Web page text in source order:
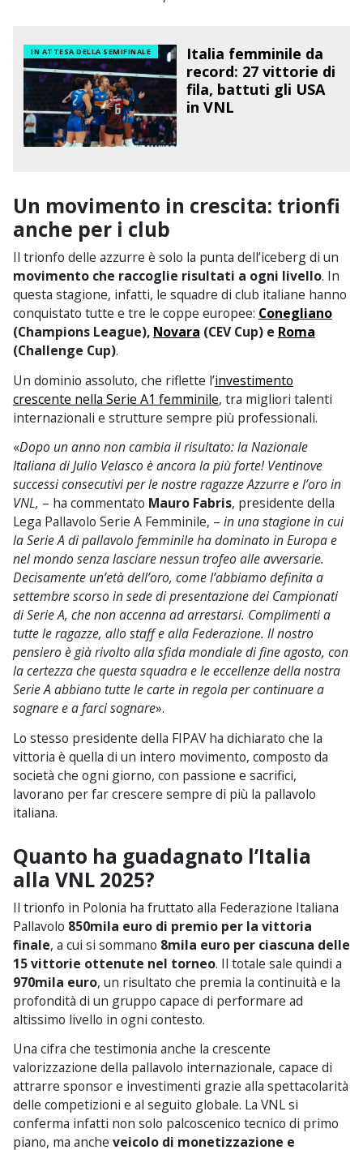
IN ATTESA DELLA SEMIFINALE
Italia femminile da
record: 27 vittorie di
fila, battuti gli USA
in VNL
Un movimento in crescita: trionfi
anche per i club
Il trionfo delle azzurre è solo la punta dell’iceberg di un
movimento che raccoglie risultati a ogni livello. In
questa stagione, infatti, le squadre di club italiane hanno
conquistato tutte e tre le coppe europee: Conegliano
(Champions League), Novara (CEV Cup) e Roma
(Challenge Cup).
Un dominio assoluto, che riflette l’investimento
crescente nella Serie A1 femminile, tra migliori talenti
internazionali e strutture sempre più professionali.
«Dopo un anno non cambia il risultato: la Nazionale
Italiana di Julio Velasco è ancora la più forte! Ventinove
successi consecutivi per le nostre ragazze Azzurre e l’oro in
VNL, – ha commentato Mauro Fabris, presidente della
Lega Pallavolo Serie A Femminile, – in una stagione in cui
la Serie A di pallavolo femminile ha dominato in Europa e
nel mondo senza lasciare nessun trofeo alle avversarie.
Decisamente un’età dell’oro, come l’abbiamo definita a
settembre scorso in sede di presentazione dei Campionati
di Serie A, che non accenna ad arrestarsi. Complimenti a
tutte le ragazze, allo staff e alla Federazione. Il nostro
pensiero è già rivolto alla sfida mondiale di fine agosto, con
la certezza che questa squadra e le eccellenze della nostra
Serie A abbiano tutte le carte in regola per continuare a
sognare e a farci sognare».
Lo stesso presidente della FIPAV ha dichiarato che la
vittoria è quella di un intero movimento, composto da
società che ogni giorno, con passione e sacrifici,
lavorano per far crescere sempre di più la pallavolo
italiana.
Quanto ha guadagnato l’Italia
alla VNL 2025?
Il trionfo in Polonia ha fruttato alla Federazione Italiana
Pallavolo 850mila euro di premio per la vittoria
finale, a cui si sommano 8mila euro per ciascuna delle
15 vittorie ottenute nel torneo. Il totale sale quindi a
970mila euro, un risultato che premia la continuità e la
profondità di un gruppo capace di performare ad
altissimo livello in ogni contesto.
Una cifra che testimonia anche la crescente
valorizzazione della pallavolo internazionale, capace di
attrarre sponsor e investimenti grazie alla spettacolarità
delle competizioni e al seguito globale. La VNL si
conferma infatti non solo palcoscenico tecnico di primo
piano, ma anche veicolo di monetizzazione e